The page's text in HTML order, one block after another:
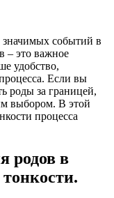
событий в
– это важное
удобство,
Если вы
роды за границей,
выбором. В этой
процесса
родов в